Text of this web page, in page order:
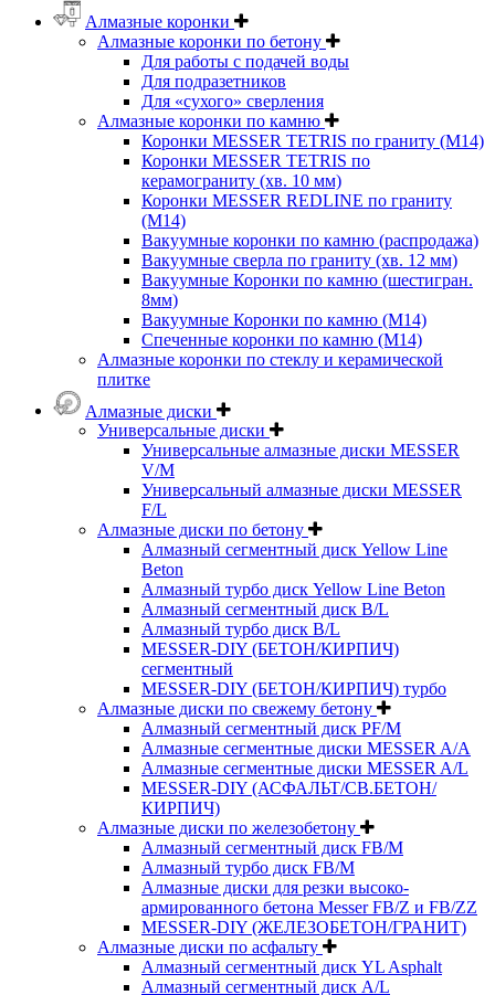
Алмазные коронки
Алмазные коронки по бетону
Для работы с подачей воды
Для подразетников
Для «сухого» сверления
Алмазные коронки по камню
Коронки MESSER TETRIS по граниту (М14)
Коронки MESSER TETRIS по
керамограниту (хв. 10 мм)
Коронки MESSER REDLINE по граниту
(М14)
Вакуумные коронки по камню (распродажа)
Вакуумные сверла по граниту (хв. 12 мм)
Вакуумные Коронки по камню (шестигран.
8мм)
Вакуумные Коронки по камню (M14)
Спеченные коронки по камню (M14)
Алмазные коронки по стеклу и керамической
плитке
Алмазные диски
Универсальные диски
Универсальные алмазные диски MESSER
V/M
Универсальный алмазные диски MESSER
F/L
Алмазные диски по бетону
Алмазный сегментный диск Yellow Line
Beton
Алмазный турбо диск Yellow Line Beton
Алмазный сегментный диск B/L
Алмазный турбо диск B/L
MESSER-DIY (БЕТОН/КИРПИЧ)
сегментный
MESSER-DIY (БЕТОН/КИРПИЧ) турбо
Алмазные диски по свежему бетону
Алмазный сегментный диск PF/M
Алмазные сегментные диски MESSER A/A
Алмазные сегментные диски MESSER A/L
MESSER-DIY (АСФАЛЬТ/СВ.БЕТОН/
КИРПИЧ)
Алмазные диски по железобетону
Алмазный сегментный диск FB/M
Алмазный турбо диск FB/M
Алмазные диски для резки высоко-
армированного бетона Messer FB/Z и FB/ZZ
MESSER-DIY (ЖЕЛЕЗОБЕТОН/ГРАНИТ)
Алмазные диски по асфальту
Алмазный сегментный диск YL Asphalt
Алмазный сегментный диск A/L